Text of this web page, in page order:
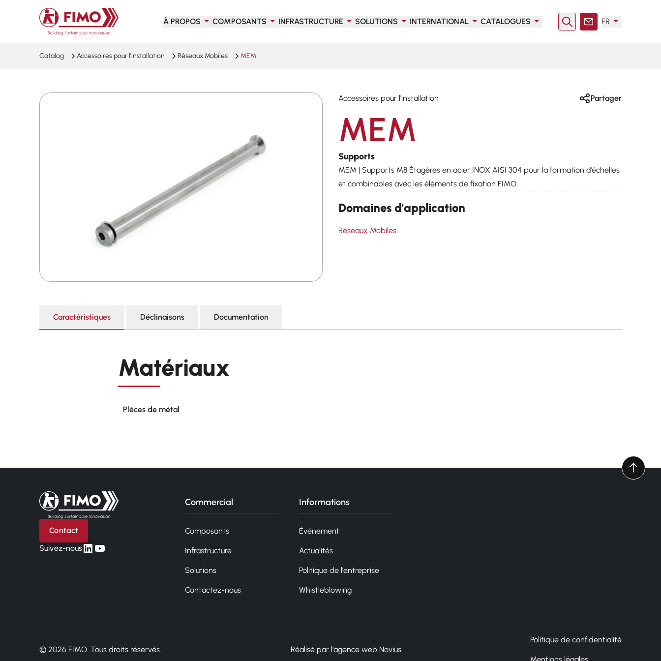
Retour à l'accueil
À PROPOS
COMPOSANTS INFRASTRUCTURE SOLUTIONS INTERNATIONAL CATALOGUES Rechercher
Contact
FR
Catalog Accessoires pour l'installation Réseaux Mobiles MEM
Accessoires pour l'installation Partager
MEM
Supports
MEM | Supports M8 Étagères en acier INOX AISI 304 pour la formation d’échelles
et combinables avec les éléments de fixation FIMO.
Domaines d'application
Réseaux Mobiles
Caractéristiques Déclinaisons Documentation
Matériaux
Plèces de métal
Retour à l'accueil
Contact
Suivez-nouslinkedin
yt
Commercial
Composants
Infrastructure
Solutions
Contactez-nous
Informations
Événement
Actualités
Politique de l'entreprise
Whistleblowing
© 2026 FIMO. Tous droits réservés. Réalisé par l'agence web Novius
Politique de confidentialité